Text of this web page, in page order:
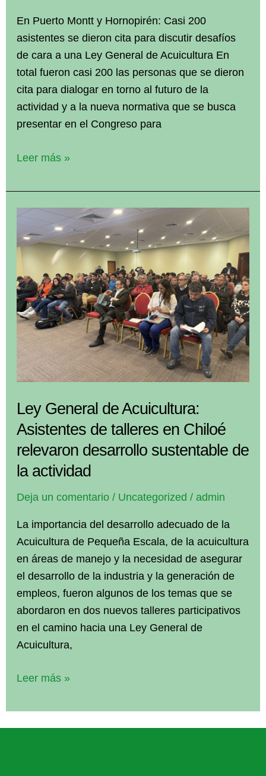
En Puerto Montt y Hornopirén: Casi 200
asistentes se dieron cita para discutir desafíos
de cara a una Ley General de Acuicultura En
total fueron casi 200 las personas que se dieron
cita para dialogar en torno al futuro de la
actividad y a la nueva normativa que se busca
presentar en el Congreso para
En
Montt
y
Hornopirén:
Casi
200
asistentes
se
dieron
cita
para
discutir
desafíos
cara
a
una
Ley
de
Acuicultura
Leer más »
Ley General de Acuicultura:
Asistentes de talleres en Chiloé
relevaron desarrollo sustentable de
la actividad
Deja un comentario / Uncategorized /admin
La importancia del desarrollo adecuado de la
Acuicultura de Pequeña Escala, de la acuicultura
en áreas de manejo y la necesidad de asegurar
el desarrollo de la industria y la generación de
empleos, fueron algunos de los temas que se
abordaron en dos nuevos talleres participativos
en el camino hacia una Ley General de
Acuicultura,
Ley
de
Acuicultura:
Leer más »